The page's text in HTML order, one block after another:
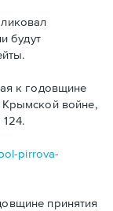
будут
к годовщине
войне,
pirrova-
принятия